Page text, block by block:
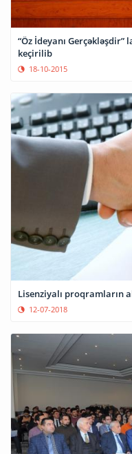
“Öz İdeyanı Gerçəkləşdir”
keçirilib
18-10-2015
Lisenziyalı proqramların
12-07-2018